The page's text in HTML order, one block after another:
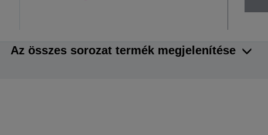
Az összes sorozat termék megjelenítése